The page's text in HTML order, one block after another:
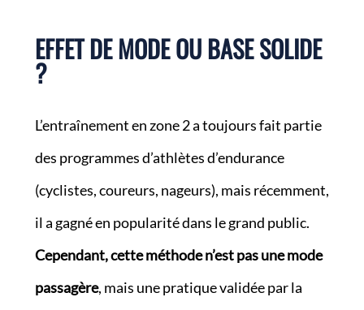
EFFET DE MODE OU BASE SOLIDE
?
L’entraînement en zone 2 a toujours fait partie
des programmes d’athlètes d’endurance
(cyclistes, coureurs, nageurs), mais récemment,
il a gagné en popularité dans le grand public.
Cependant, cette méthode n’est pas une mode
passagère, mais une pratique validée par la